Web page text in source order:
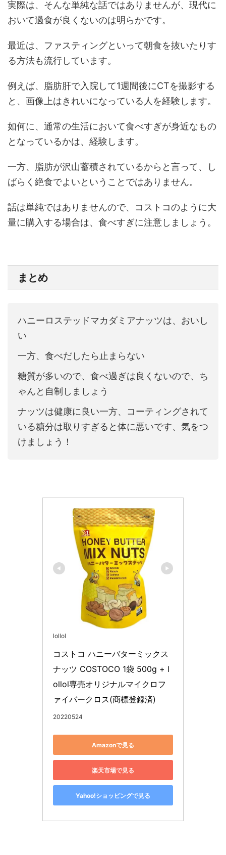
実際は、そんな単純な話ではありませんが、現代に
おいて過食が良くないのは明らかです。
最近は、ファスティングといって朝食を抜いたりす
る方法も流行しています。
例えば、脂肪肝で入院して1週間後にCTを撮影する
と、画像上はきれいになっている人を経験します。
如何に、通常の生活において食べすぎが身近なもの
となっているかは、経験します。
一方、脂肪が沢山蓄積されているからと言って、し
ばらく絶食でよいということではありません。
話は単純ではありませんので、コストコのように大
量に購入する場合は、食べすぎに注意しましょう。
まとめ
ハニーロステッドマカダミアナッツは、おいし
い
一方、食べだしたら止まらない
糖質が多いので、食べ過ぎは良くないので、ち
ゃんと自制しましょう
ナッツは健康に良い一方、コーティングされて
いる糖分は取りすぎると体に悪いです、気をつ
けましょう！
lollol
コストコ ハニーバターミックス
ナッツ COSTOCO 1袋 500g + l
ollol専売オリジナルマイクロフ
ァイバークロス(商標登録済)
20220524
Amazonで見る
楽天市場で見る
Yahoo!ショッピングで見る